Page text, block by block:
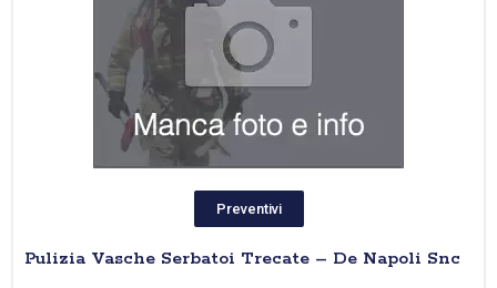
Preventivi
Pulizia Vasche Serbatoi Trecate – De Napoli Snc